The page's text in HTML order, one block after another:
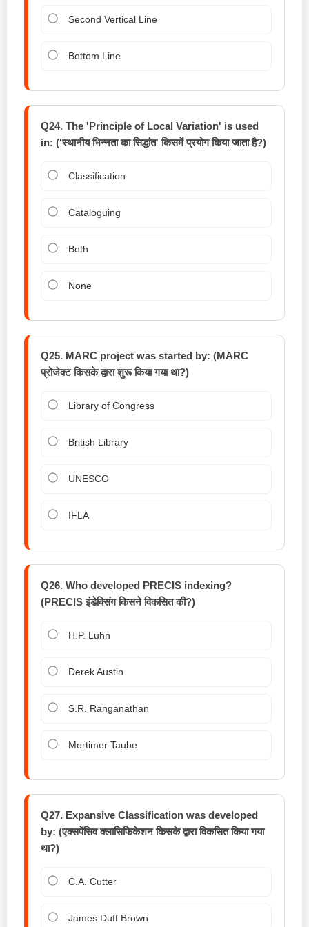
Second Vertical Line
Bottom Line
Q24. The 'Principle of Local Variation' is used
in: ('स्थानीय भिन्नता का सिद्धांत' किसमें प्रयोग किया जाता है?)
Classification
Cataloguing
Both
None
Q25. MARC project was started by: (MARC
प्रोजेक्ट किसके द्वारा शुरू किया गया था?)
Library of Congress
British Library
UNESCO
IFLA
Q26. Who developed PRECIS indexing?
(PRECIS इंडेक्सिंग किसने विकसित की?)
H.P. Luhn
Derek Austin
S.R. Ranganathan
Mortimer Taube
Q27. Expansive Classification was developed
by: (एक्सपेंसिव क्लासिफिकेशन किसके द्वारा विकसित किया गया
था?)
C.A. Cutter
James Duff Brown